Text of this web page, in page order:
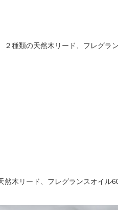
２種類の天然木リード、フレグラ
然木リード、フレグランスオイル